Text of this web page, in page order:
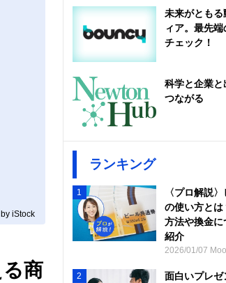
iStock
商
未来がともる
ィア。最先
チェック！
科学と企業と
つながる
ランキング
1
〈プロ解説
の使い方とは
方法や換金に
紹介
2026/01/
2
面白いプレゼ